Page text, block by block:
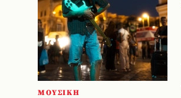
ΜΟΥΣΙΚΗ